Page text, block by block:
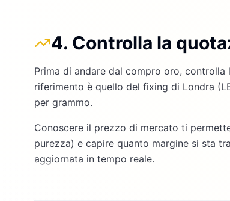
4. Controlla la
Prima di andare dal compro oro,
riferimento è quello del fixing di Londra
per grammo.
Conoscere il prezzo di mercato ti
purezza) e capire quanto margine si sta
aggiornata in tempo reale.